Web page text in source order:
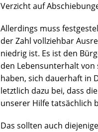
Verzicht auf
Allerdings muss
der Zahl vollziehbar
niedrig ist. Es ist den
den Lebensunterhalt von
haben, sich dauerhaft in
letztlich dazu bei, dass
unserer Hilfe tatsächlich
Das sollten auch